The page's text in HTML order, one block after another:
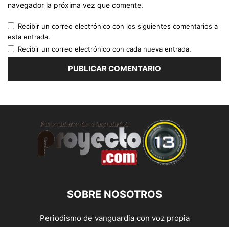
navegador la próxima vez que comente.
Recibir un correo electrónico con los siguientes comentarios a
esta entrada.
Recibir un correo electrónico con cada nueva entrada.
SOBRE NOSOTROS
Periodismo de vanguardia con voz propia